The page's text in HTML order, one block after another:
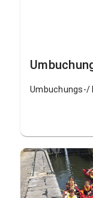
Umbuchungs-/